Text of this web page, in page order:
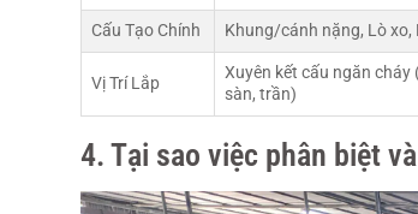
Cấu Tạo Chính Khung/cánh nặng, Lò xo,
Vị Trí Lắp
Xuyên kết cấu ngăn cháy
sàn, trần)
4. Tại sao việc phân biệt